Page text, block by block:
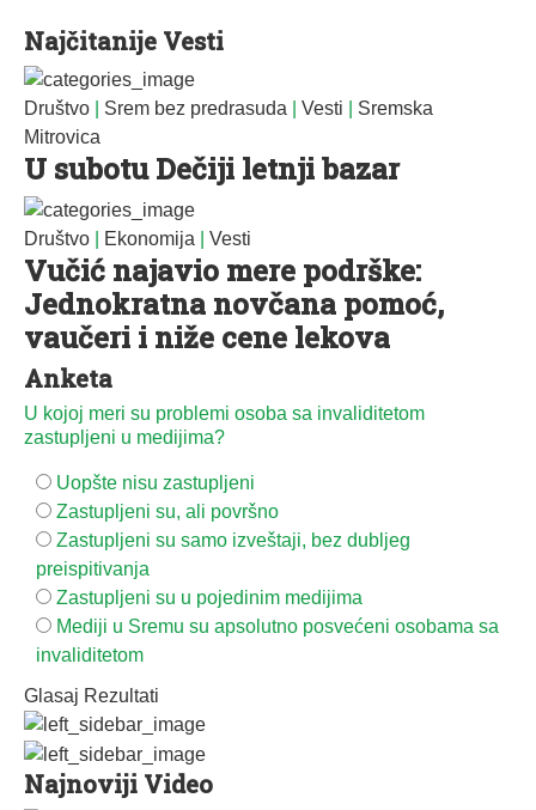
Najčitanije Vesti
Društvo Srem bez predrasuda Vesti
Sremska
Mitrovica
U subotu Dečiji letnji bazar
Društvo Ekonomija Vesti
Vučić najavio mere podrške:
Jednokratna novčana pomoć,
vaučeri i niže cene lekova
Anketa
U kojoj meri su problemi osoba sa invaliditetom
zastupljeni u medijima?
Uopšte nisu zastupljeni
Zastupljeni su, ali površno
Zastupljeni su samo izveštaji, bez dubljeg
preispitivanja
Zastupljeni su u pojedinim medijima
Mediji u Sremu su apsolutno posvećeni osobama sa
invaliditetom
Glasaj Rezultati
Najnoviji Video